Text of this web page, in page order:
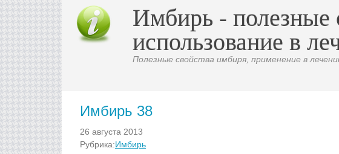
Имбирь - полезные
использование в
Полезные свойства имбиря, применение в
Имбирь 38
26 августа 2013
Рубрика:Имбирь